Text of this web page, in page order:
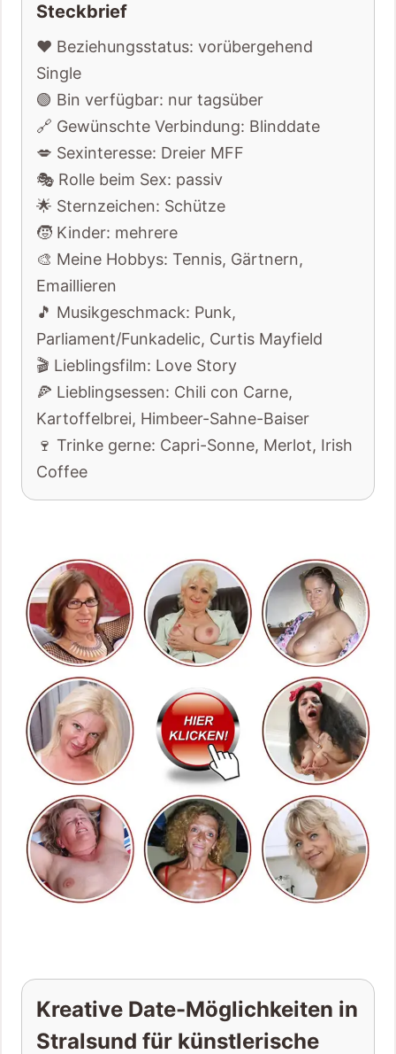
Steckbrief
❤️ Beziehungsstatus: vorübergehend
Single
🟢 Bin verfügbar: nur tagsüber
🔗 Gewünschte Verbindung: Blinddate
💋 Sexinteresse: Dreier MFF
🎭 Rolle beim Sex: passiv
🌟 Sternzeichen: Schütze
🧒 Kinder: mehrere
🎨 Meine Hobbys: Tennis, Gärtnern,
Emaillieren
🎵 Musikgeschmack: Punk,
Parliament/Funkadelic, Curtis Mayfield
🎬 Lieblingsfilm: Love Story
🍕 Lieblingsessen: Chili con Carne,
Kartoffelbrei, Himbeer-Sahne-Baiser
🍷 Trinke gerne: Capri-Sonne, Merlot, Irish
Coffee
Kreative Date-Möglichkeiten in
Stralsund für künstlerische